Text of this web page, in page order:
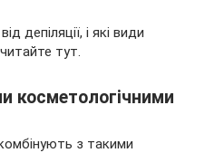
депіляції, і які види
тут.
косметологічними
з такими